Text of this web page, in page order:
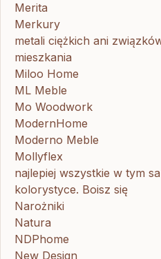
Merita
Merkury
metali ciężkich ani
mieszkania
Miloo Home
ML Meble
Mo Woodwork
ModernHome
Moderno Meble
Mollyflex
najlepiej wszystkie w tym
kolorystyce. Boisz się
Narożniki
Natura
NDPhome
New Design